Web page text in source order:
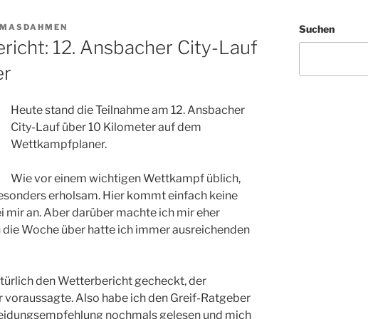
12. Ansbacher City-Lauf
Heute stand die Teilnahme am 12. Ansbacher
City-Lauf über 10 Kilometer auf dem
Wettkampfplaner.
Wie vor einem wichtigen Wettkampf üblich,
erholsam. Hier kommt einfach keine
an. Aber darüber machte ich mir eher
Woche über hatte ich immer ausreichenden
den Wetterbericht gecheckt, der
Also habe ich den Greif-Ratgeber
nochmals gelesen und mich
Suchen